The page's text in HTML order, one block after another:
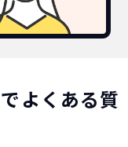
よくある質